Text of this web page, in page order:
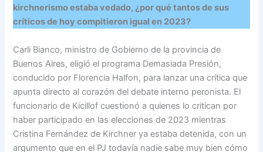
kirchnerismo estaba vedado, ¿por qué tantos de sus
críticos de hoy compitieron igual en 2023?
Carli Bianco, ministro de Gobierno de la provincia de
Buenos Aires, eligió el programa Demasiada Presión,
conducido por Florencia Halfon, para lanzar una crítica que
apunta directo al corazón del debate interno peronista. El
funcionario de Kicillof cuestionó a quienes lo critican por
haber participado en las elecciones de 2023 mientras
Cristina Fernández de Kirchner ya estaba detenida, con un
argumento que en el PJ todavía nadie sabe muy bien cómo